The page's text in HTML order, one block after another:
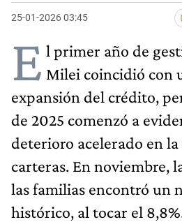
25-01-2026 03:45
E l primer año de
Milei coincidió con
expansión del crédito,
de 2025 comenzó a
deterioro acelerado en
carteras. En noviembre,
las familias encontró un
histórico, al tocar el